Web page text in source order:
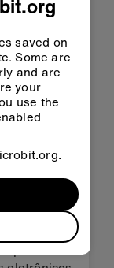
saved on
Some are
and are
your
use the